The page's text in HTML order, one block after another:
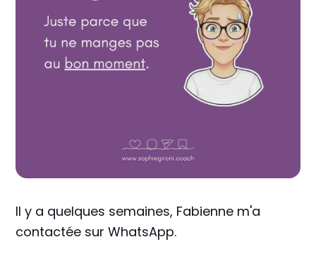
Il y a quelques semaines, Fabienne m'a
contactée sur WhatsApp.